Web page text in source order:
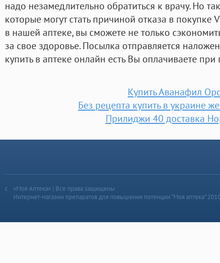
надо незамедлительно обратиться к врачу. Но
которые могут стать причиной отказа в покупке
в нашей аптеке, вы сможете не только
за свое здоровье. Посылка отправляется
купить в аптеке онлайн есть Вы оплачиваете при
Купить Аванафил
Без рецепта купить в украине
Прилиджи 40 доставка
«Моя Аптека» | Все права защищены
Интернет-магазин препаратов для повышения потенции “Моя аптека”